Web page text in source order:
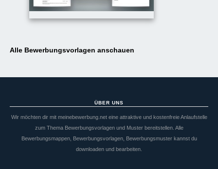
Alle Bewerbungsvorlagen anschauen
ÜBER UNS
Wir möchten dir mit meinebewerbung.net eine attraktive und kostenfreie Anlaufstelle
zum Thema Bewerbungsvorlagen und Muster bereitstellen. Alle
Bewerbungsmappen, Bewerbungsvorlagen, Bewerbungsmuster kannst du
downloaden und bearbeiten.